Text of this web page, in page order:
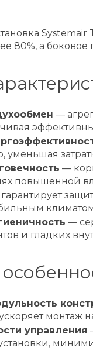
80%, а
—
уменьшая
—
повышенной
—
и гладких
монтаж
управления